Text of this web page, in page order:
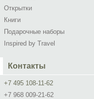
Открытки
Книги
Подарочные наборы
Inspired by Travel
Контакты
+7 495 108-11-62
+7 968 009-21-62